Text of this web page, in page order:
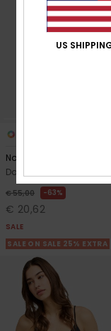
No Bad Waves Printed
Dames Groen
€ 55,00 63%
€ 20,62
SALE
SALE ON SALE 25% EXTRA
US